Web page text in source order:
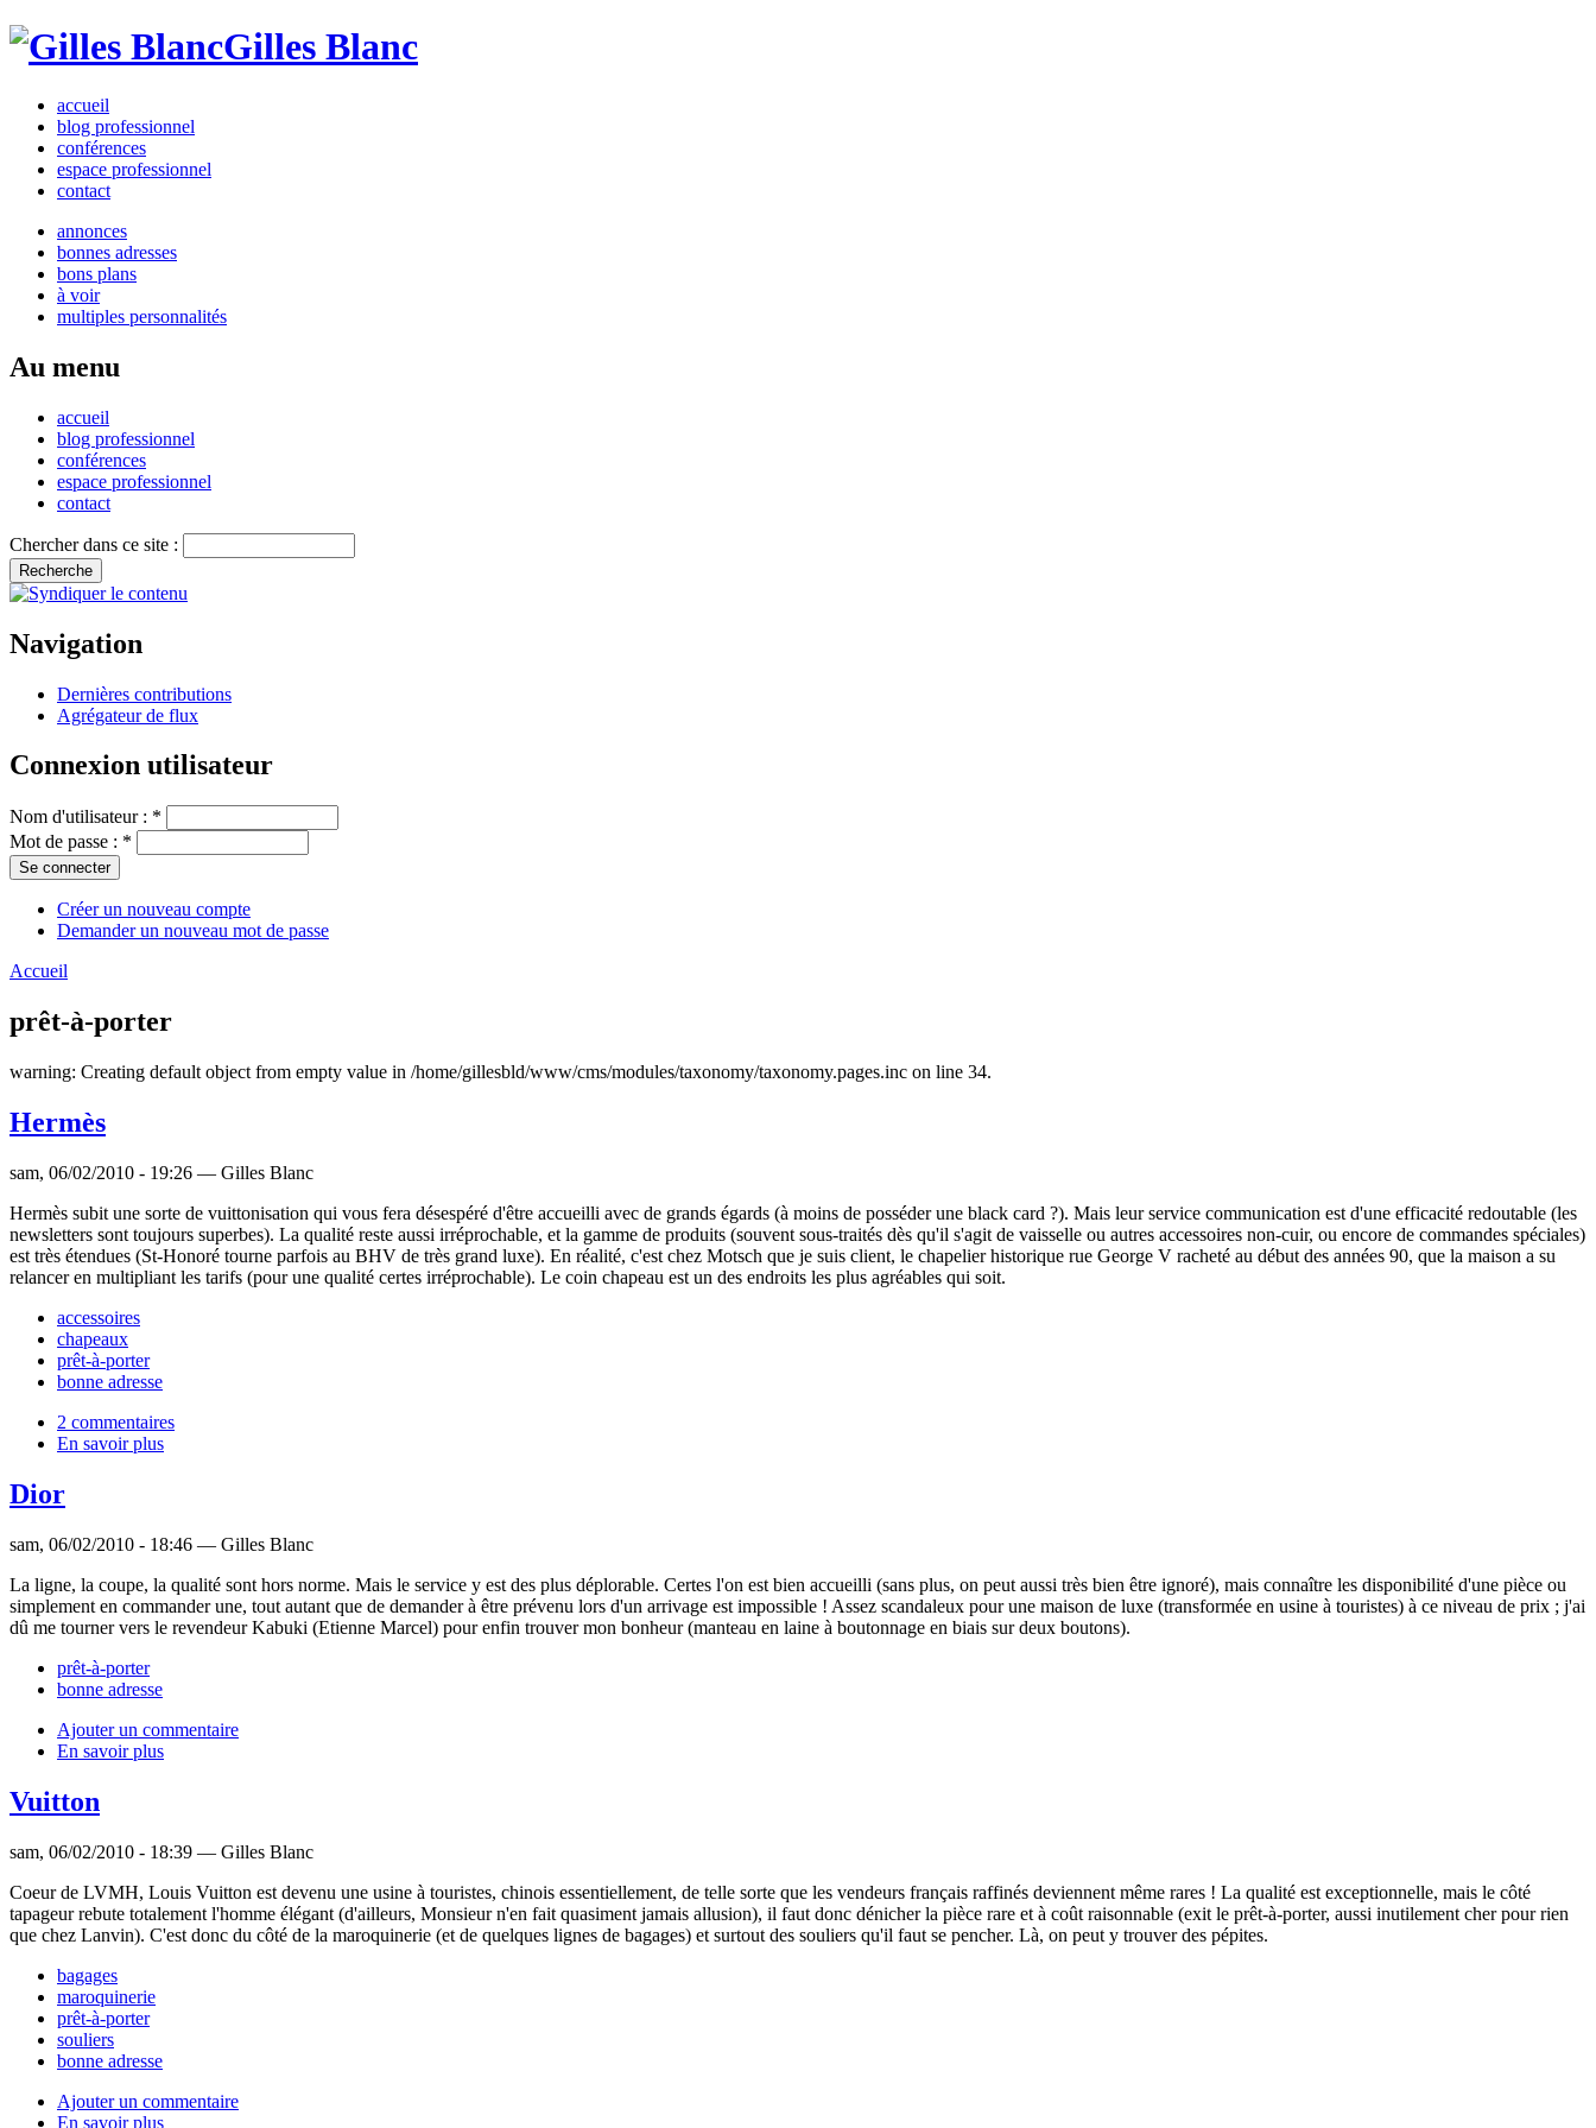
Gilles Blanc
accueil
blog professionnel
conférences
espace professionnel
contact
annonces
bonnes adresses
bons plans
à voir
multiples personnalités
Au menu
accueil
blog professionnel
conférences
espace professionnel
contact
Chercher dans ce site :
Navigation
Dernières contributions
Agrégateur de flux
Connexion utilisateur
Nom d'utilisateur : *
Mot de passe : *
Créer un nouveau compte
Demander un nouveau mot de passe
Accueil
prêt-à-porter
warning: Creating default object from empty value in /home/gillesbld/www/cms/modules/taxonomy/taxonomy.pages.inc on line 34.
Hermès
sam, 06/02/2010 - 19:26 — Gilles Blanc
Hermès subit une sorte de vuittonisation qui vous fera désespéré d'être accueilli avec de grands égards (à moins de posséder une black card ?). Mais leur service communication est d'une efficacité redoutable (les
newsletters sont toujours superbes). La qualité reste aussi irréprochable, et la gamme de produits (souvent sous-traités dès qu'il s'agit de vaisselle ou autres accessoires non-cuir, ou encore de commandes spéciales)
est très étendues (St-Honoré tourne parfois au BHV de très grand luxe). En réalité, c'est chez Motsch que je suis client, le chapelier historique rue George V racheté au début des années 90, que la maison a su
relancer en multipliant les tarifs (pour une qualité certes irréprochable). Le coin chapeau est un des endroits les plus agréables qui soit.
accessoires
chapeaux
prêt-à-porter
bonne adresse
2 commentaires
En savoir plus
Dior
sam, 06/02/2010 - 18:46 — Gilles Blanc
La ligne, la coupe, la qualité sont hors norme. Mais le service y est des plus déplorable. Certes l'on est bien accueilli (sans plus, on peut aussi très bien être ignoré), mais connaître les disponibilité d'une pièce ou
simplement en commander une, tout autant que de demander à être prévenu lors d'un arrivage est impossible ! Assez scandaleux pour une maison de luxe (transformée en usine à touristes) à ce niveau de prix ; j'ai
dû me tourner vers le revendeur Kabuki (Etienne Marcel) pour enfin trouver mon bonheur (manteau en laine à boutonnage en biais sur deux boutons).
prêt-à-porter
bonne adresse
Ajouter un commentaire
En savoir plus
Vuitton
sam, 06/02/2010 - 18:39 — Gilles Blanc
Coeur de LVMH, Louis Vuitton est devenu une usine à touristes, chinois essentiellement, de telle sorte que les vendeurs français raffinés deviennent même rares ! La qualité est exceptionnelle, mais le côté
tapageur rebute totalement l'homme élégant (d'ailleurs, Monsieur n'en fait quasiment jamais allusion), il faut donc dénicher la pièce rare et à coût raisonnable (exit le prêt-à-porter, aussi inutilement cher pour rien
que chez Lanvin). C'est donc du côté de la maroquinerie (et de quelques lignes de bagages) et surtout des souliers qu'il faut se pencher. Là, on peut y trouver des pépites.
bagages
maroquinerie
prêt-à-porter
souliers
bonne adresse
Ajouter un commentaire
En savoir plus